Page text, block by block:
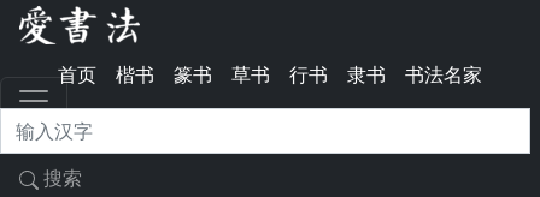
首页 楷书 篆书 草书 行书 隶书 书法名家
搜索